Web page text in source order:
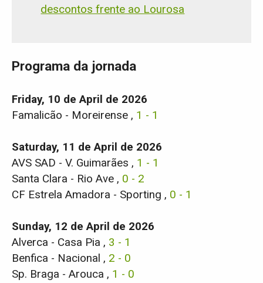
descontos frente ao Lourosa
Programa da jornada
Friday, 10 de April de 2026
Famalicão - Moreirense , 1 - 1
Saturday, 11 de April de 2026
AVS SAD - V. Guimarães , 1 - 1
Santa Clara - Rio Ave , 0 - 2
CF Estrela Amadora - Sporting , 0 - 1
Sunday, 12 de April de 2026
Alverca - Casa Pia , 3 - 1
Benfica - Nacional , 2 - 0
Sp. Braga - Arouca , 1 - 0